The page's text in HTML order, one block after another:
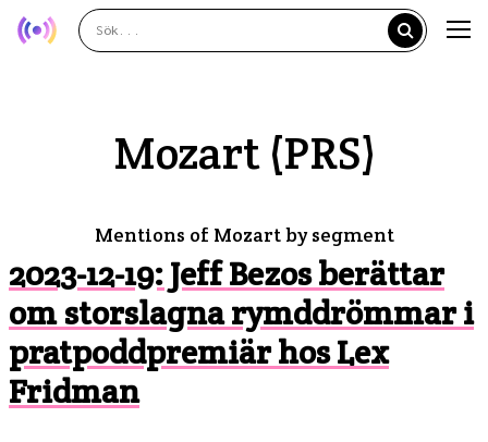
Mozart (PRS)
Mentions of Mozart by segment
2023-12-19: Jeff Bezos berättar
om storslagna rymddrömmar i
pratpoddpremiär hos Lex
Fridman